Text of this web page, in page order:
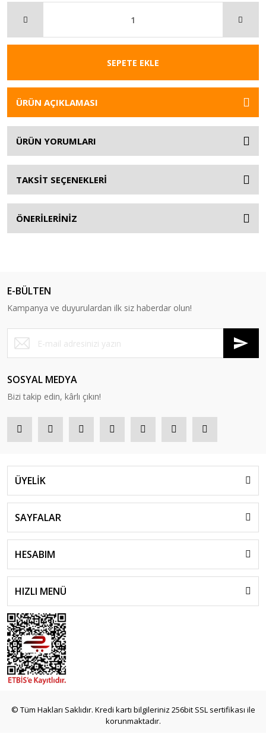
SEPETE EKLE
ÜRÜN AÇIKLAMASI
ÜRÜN YORUMLARI
TAKSİT SEÇENEKLERİ
ÖNERİLERİNİZ
E-BÜLTEN
Kampanya ve duyurulardan ilk siz haberdar olun!
SOSYAL MEDYA
Bizi takip edin, kârlı çıkın!
ÜYELİK
SAYFALAR
HESABIM
HIZLI MENÜ
© Tüm Hakları Saklıdır. Kredi kartı bilgileriniz 256bit SSL sertifikası ile
korunmaktadır.